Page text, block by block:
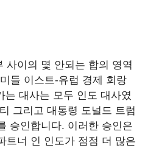
사이의 몇 안되는 합의 영역
들 이스트-유럽 경제 회랑
는 대사는 모두 인도 대사였
그리고 대통령 도널드 트럼
승인합니다. 이러한 승인은
트너 인 인도가 점점 더 많은